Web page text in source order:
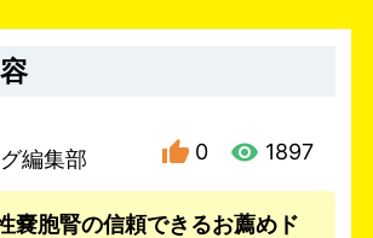
編集部 0 1897
嚢胞腎の信頼できるお薦めド